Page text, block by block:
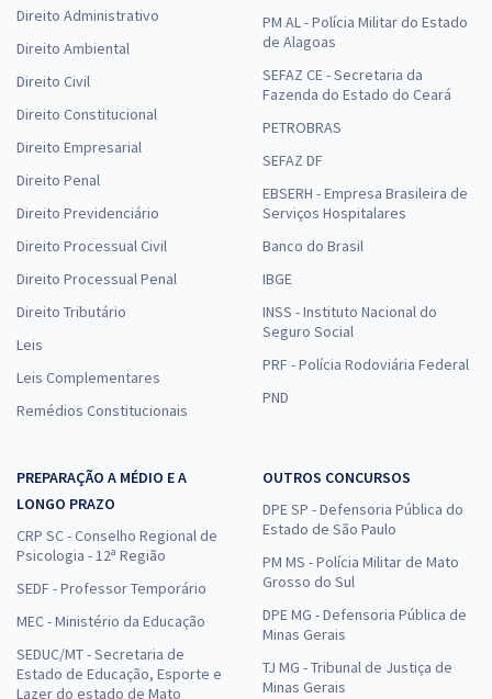
Direito Administrativo
Direito Ambiental
Direito Civil
Direito Constitucional
Direito Empresarial
Direito Penal
Direito Previdenciário
Direito Processual Civil
Direito Processual Penal
Direito Tributário
Leis
Leis Complementares
Remédios Constitucionais
PM AL - Polícia Militar do Estado
de Alagoas
SEFAZ CE - Secretaria da
Fazenda do Estado do Ceará
PETROBRAS
SEFAZ DF
EBSERH - Empresa Brasileira de
Serviços Hospitalares
Banco do Brasil
IBGE
INSS - Instituto Nacional do
Seguro Social
PRF - Polícia Rodoviária Federal
PND
PREPARAÇÃO A MÉDIO E A
LONGO PRAZO
CRP SC - Conselho Regional de
Psicologia - 12ª Região
SEDF - Professor Temporário
MEC - Ministério da Educação
SEDUC/MT - Secretaria de
Estado de Educação, Esporte e
Lazer do estado de Mato
OUTROS CONCURSOS
DPE SP - Defensoria Pública do
Estado de São Paulo
PM MS - Polícia Militar de Mato
Grosso do Sul
DPE MG - Defensoria Pública de
Minas Gerais
TJ MG - Tribunal de Justiça de
Minas Gerais